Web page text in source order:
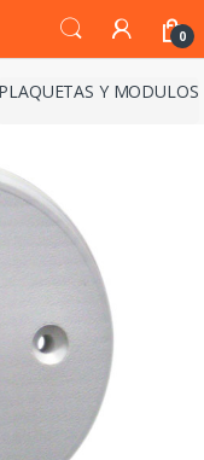
0
PLAQUETAS Y MODULOS